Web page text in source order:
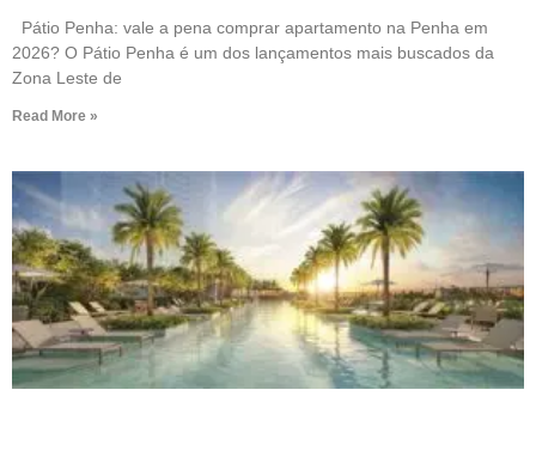
Pátio Penha: vale a pena comprar apartamento na Penha em
2026? O Pátio Penha é um dos lançamentos mais buscados da
Zona Leste de
Read More »